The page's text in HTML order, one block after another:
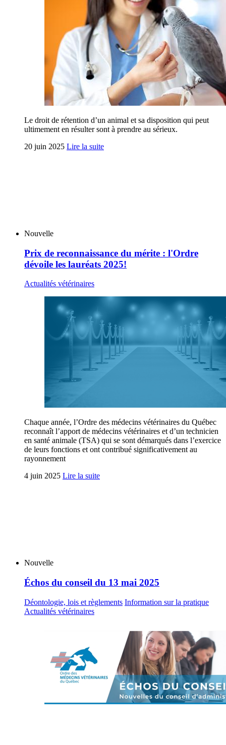
Le droit de rétention d’un animal et sa disposition qui peut
ultimement en résulter sont à prendre au sérieux.
20 juin 2025 Lire la suite
Nouvelle
Prix de reconnaissance du mérite : l'Ordre
dévoile les lauréats 2025!
Actualités vétérinaires
Chaque année, l’Ordre des médecins vétérinaires du Québec
reconnaît l’apport de médecins vétérinaires et d’un technicien
en santé animale (TSA) qui se sont démarqués dans l’exercice
de leurs fonctions et ont contribué significativement au
rayonnement
4 juin 2025 Lire la suite
Nouvelle
Échos du conseil du 13 mai 2025
Déontologie, lois et règlements Information sur la pratique
Actualités vétérinaires